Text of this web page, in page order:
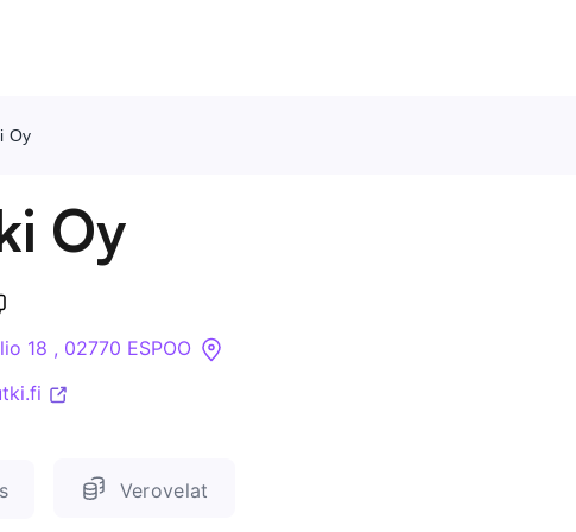
Oy
Oy
18 , 02770 ESPOO
Verovelat